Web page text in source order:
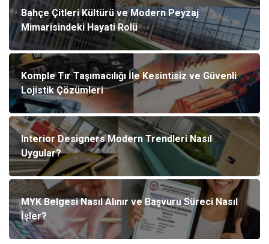
Bahçe Çitleri Kültürü ve Modern Peyzaj
Mimarisindeki Hayati Rolü
Komple Tır Taşımacılığı İle Kesintisiz ve Güvenli
Lojistik Çözümleri
Interior Designers Modern Trendleri Nasıl
Uygular?
MYK Belgesi Nasıl Alınır ve Başvuru Süreci Nasıl
İşler?